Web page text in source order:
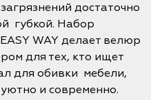
достаточно
губкой. Набор
WAY делает велюр
для тех, кто ищет
для обивки мебели,
и современно.